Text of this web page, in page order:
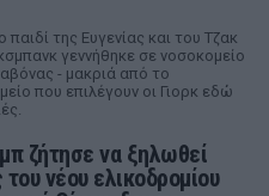
παιδί της Ευγενίας και του Τζακ
γεννήθηκε σε νοσοκομείο
- μακριά από το
που επιλέγουν οι Γιορκ εδώ
ζήτησε να ξηλωθεί
νέου ελικοδρομίου